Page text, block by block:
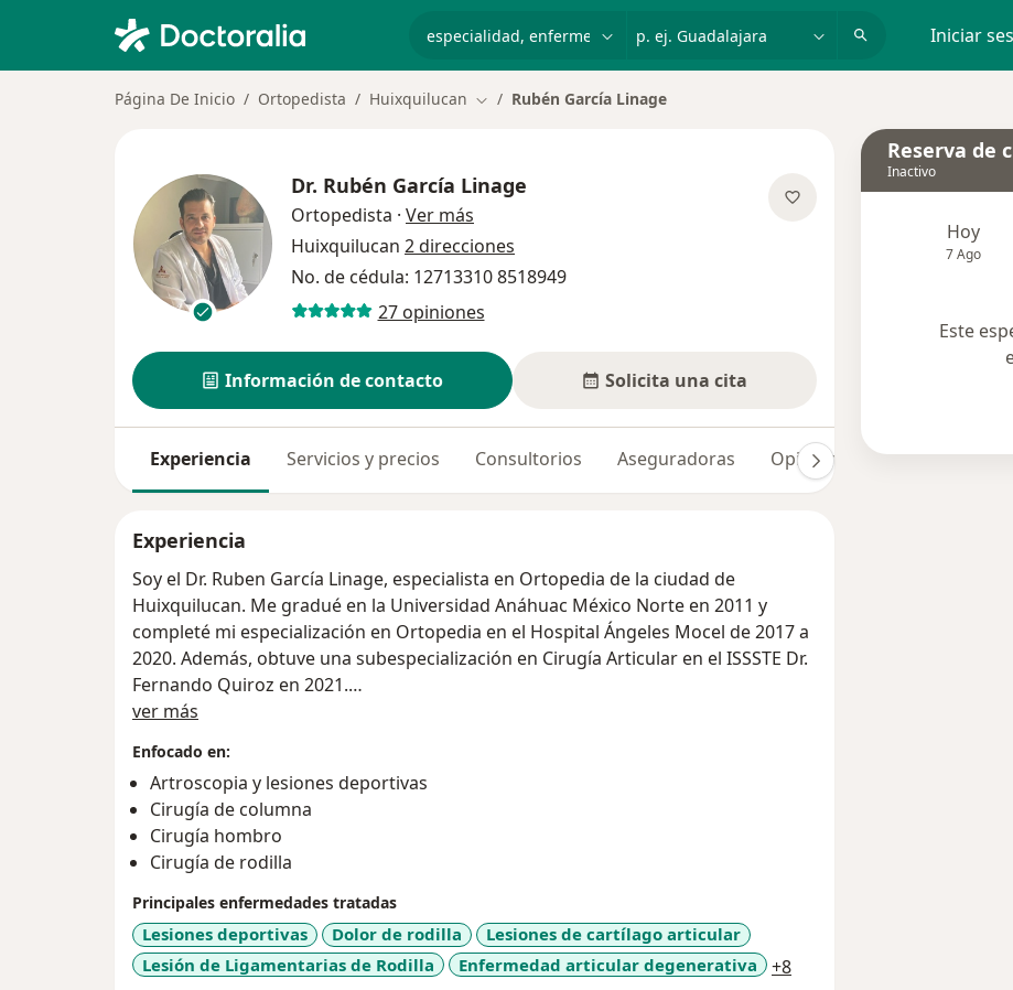
Iniciar
Página De Inicio Ortopedista Huixquilucan Cambiar de ciudad
Rubén García Linage
Dr. Rubén García Linage
Ortopedista · Ver más
Huixquilucan 2 direcciones
No. de cédula: 12713310 8518949
27 opiniones
Información de contacto Solicita una cita
Experiencia Servicios y precios Consultorios Aseguradoras Opiniones (27)
Experiencia
Soy el Dr. Ruben García Linage, especialista en Ortopedia de la ciudad de
Huixquilucan. Me gradué en la Universidad Anáhuac México Norte en 2011 y
completé mi especialización en Ortopedia en el Hospital Ángeles Mocel de 2017 a
2020. Además, obtuve una subespecialización en Cirugía Articular en el ISSSTE Dr.
Fernando Quiroz en 2021.
un enfoque en lesiones deportivas, dolor de rodilla y lesiones de cartílago
articular. He recibido muchas opiniones positivas de mis pacientes, quienes han
experimentado una recuperación satisfactoria después de mi tratamiento. He
realizado cirugías con técnicas avanzadas, como el robot MAKO y la artroscopia,
para proporcionar una atención de alta calidad a mis pacientes.
Mi objetivo es siempre brindar un trato cercano y empático a mis pacientes,
explicando todo el proceso de diagnóstico y tratamiento detalladamente. Me
enorgullece ser considerado uno de los mejores ortopedistas de México y
ver más
Enfocado en:
Artroscopia y lesiones deportivas
Cirugía de columna
Cirugía hombro
Cirugía de rodilla
Principales enfermedades tratadas
Lesiones deportivas Dolor de rodilla
Lesiones de cartílago articular
Lesión de Ligamentarias de Rodilla
Enfermedad articular degenerativa +8a11y_sr_more_diseases
Reserva de
Inactivo
Hoy
7 Ago
Este